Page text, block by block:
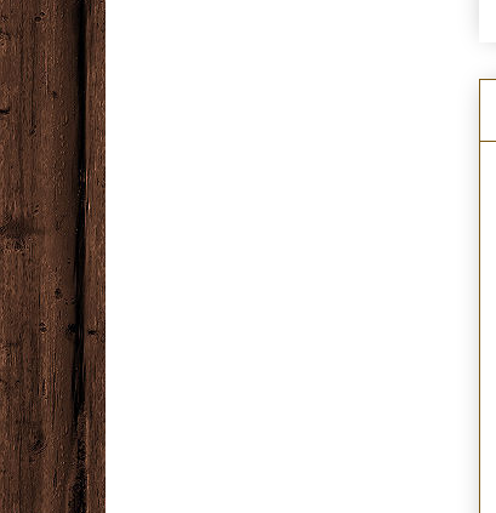
MULTI-LIVING
HØJSKAB -
INDBYGNINGSSKAB
TIL KØL MED
BLÆNDLÅGER